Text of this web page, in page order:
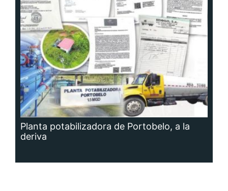
Planta potabilizadora de Portobelo, a la
deriva